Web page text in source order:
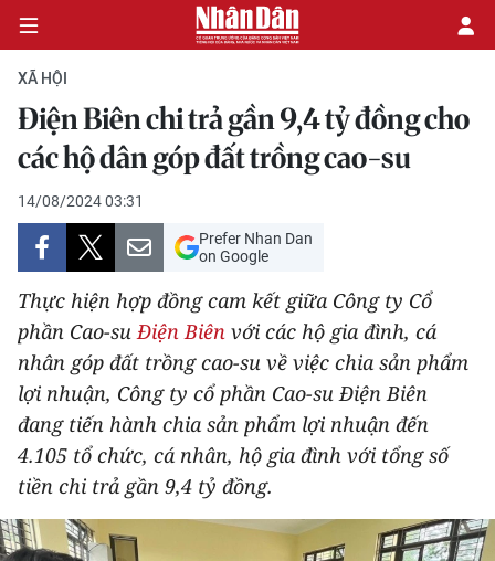
CHÍNH TRỊ
KINH TẾ
VĂN HÓA
XÃ HỘI
PHÁP LUẬT
DU LỊCH
THẾ GIỚI
THỂ THAO
XÃ HỘI
Điện Biên chi trả gần 9,4 tỷ đồng cho
các hộ dân góp đất trồng cao-su
14/08/2024 03:31
Prefer Nhan Dan
on Google
Thực hiện hợp đồng cam kết giữa Công ty Cổ
phần Cao-suĐiện Biên với các hộ gia đình, cá
nhân góp đất trồng cao-su về việc chia sản phẩm
lợi nhuận, Công ty cổ phần Cao-su Điện Biên
đang tiến hành chia sản phẩm lợi nhuận đến
4.105 tổ chức, cá nhân, hộ gia đình với tổng số
tiền chi trả gần 9,4 tỷ đồng.